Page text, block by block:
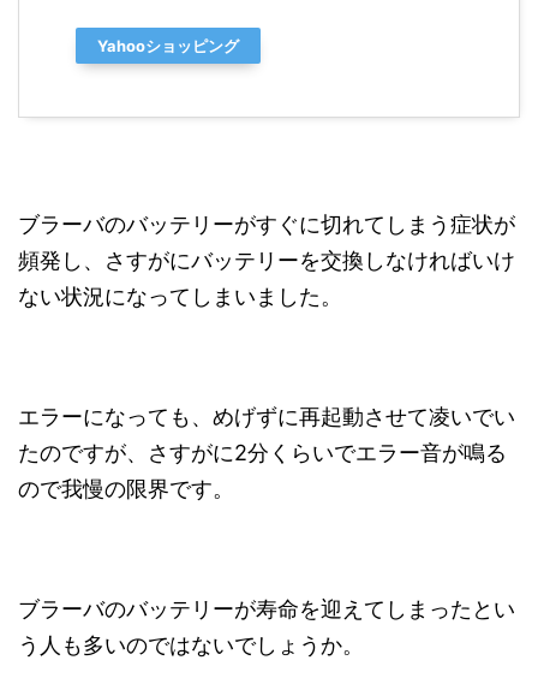
Yahooショッピング
ブラーバのバッテリーがすぐに切れてしまう症状が
頻発し、さすがにバッテリーを交換しなければいけ
ない状況になってしまいました。
エラーになっても、めげずに再起動させて凌いでい
たのですが、さすがに2分くらいでエラー音が鳴る
ので我慢の限界です。
ブラーバのバッテリーが寿命を迎えてしまったとい
う人も多いのではないでしょうか。